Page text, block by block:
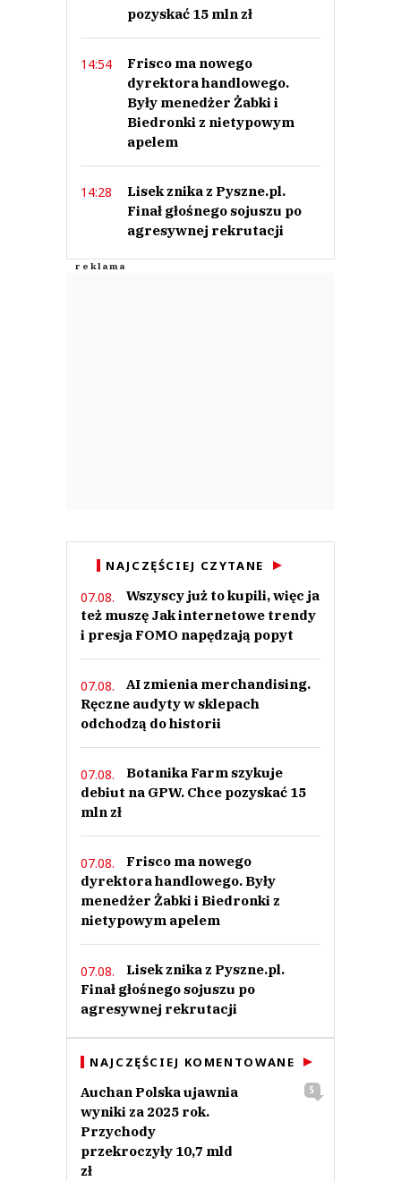
pozyskać 15 mln zł
14:54
Frisco ma nowego
dyrektora handlowego.
Były menedżer Żabki i
Biedronki z nietypowym
apelem
14:28
Lisek znika z Pyszne.pl.
Finał głośnego sojuszu po
agresywnej rekrutacji
NAJCZĘŚCIEJ CZYTANE
07.08.
Wszyscy już to kupili, więc ja
też muszę Jak internetowe trendy
i presja FOMO napędzają popyt
07.08.
AI zmienia merchandising.
Ręczne audyty w sklepach
odchodzą do historii
07.08.
Botanika Farm szykuje
debiut na GPW. Chce pozyskać 15
mln zł
07.08.
Frisco ma nowego
dyrektora handlowego. Były
menedżer Żabki i Biedronki z
nietypowym apelem
07.08.
Lisek znika z Pyszne.pl.
Finał głośnego sojuszu po
agresywnej rekrutacji
NAJCZĘŚCIEJ KOMENTOWANE
Auchan Polska ujawnia
wyniki za 2025 rok.
Przychody
przekroczyły 10,7 mld
zł
5